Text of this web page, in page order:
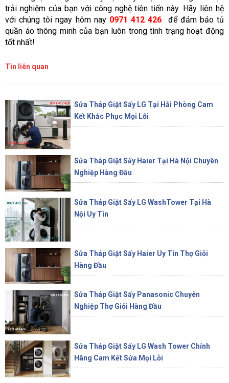
trải nghiệm của bạn với công nghệ tiên tiến này. Hãy liên hệ
với chúng tôi ngay hôm nay0971 412 426 để đảm bảo tủ
quần áo thông minh của bạn luôn trong tình trạng hoạt động
tốt nhất!
Tin liên quan
Sửa Tháp Giặt Sấy LG Tại Hải Phòng Cam
Kết Khắc Phục Mọi Lỗi
Sửa Tháp Giặt Sấy Haier Tại Hà Nội Chuyên
Nghiệp Hàng Đầu
Sửa Tháp Giặt Sấy LG WashTower Tại Hà
Nội Uy Tín
Sửa Tháp Giặt Sấy Haier Uy Tín Thợ Giỏi
Hàng Đầu
Sửa Tháp Giặt Sấy Panasonic Chuyên
Nghiệp Thợ Giỏi Hàng Đầu
Sửa Tháp Giặt Sấy LG Wash Tower Chính
Hãng Cam Kết Sửa Mọi Lỗi